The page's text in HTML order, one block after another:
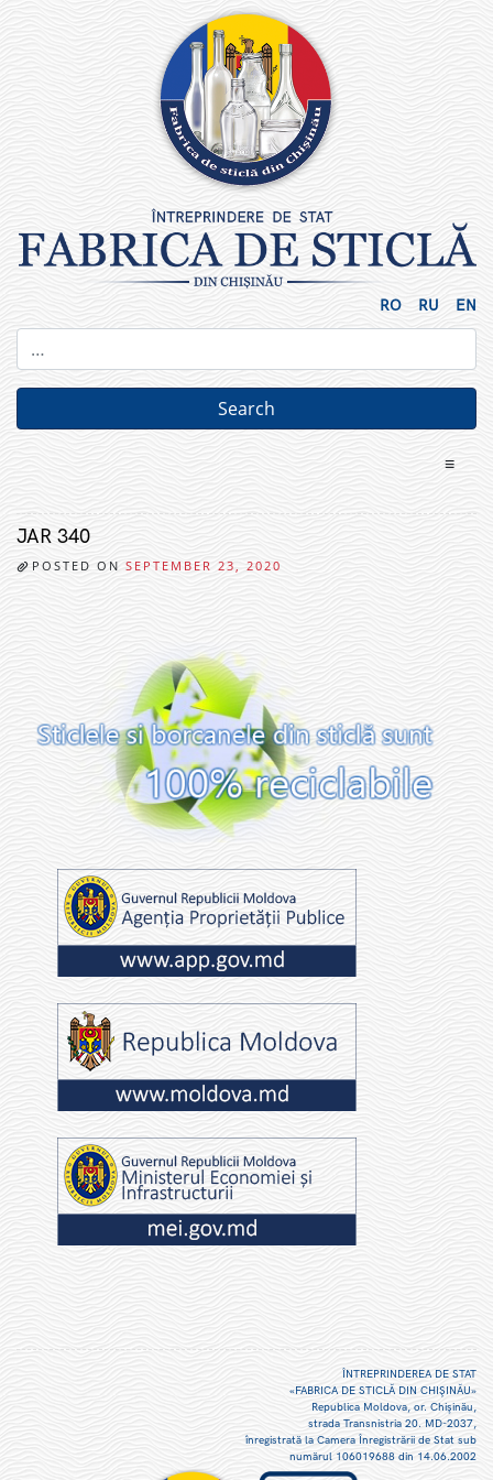
RO RU EN
≡
JAR 340
POSTED ON SEPTEMBER 23, 2020
ÎNTREPRINDEREA DE STAT
«FABRICA DE STICLĂ DIN CHIŞINĂU»
Republica Moldova, or. Chişinău,
strada Transnistria 20. MD-2037,
înregistrată la Camera Înregistrării de Stat sub
numărul 106019688 din 14.06.2002